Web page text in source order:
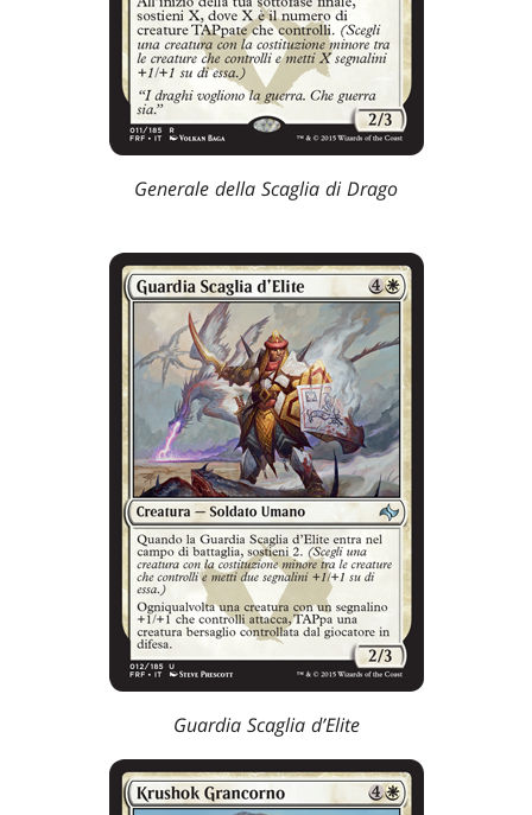
Generale della Scaglia di Drago
Guardia Scaglia d’Elite